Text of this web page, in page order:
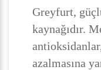
Greyfurt,
kaynağıdır.
azalmasına